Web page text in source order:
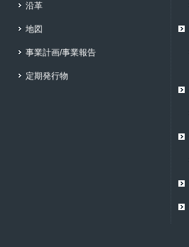
沿革
地図
事業計画/事業報告
定期発行物